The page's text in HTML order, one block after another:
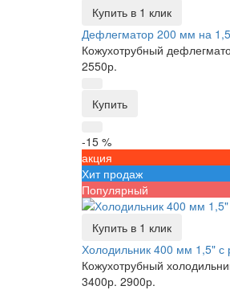
Купить в 1 клик
Дефлегматор 200 мм на
Кожухотрубный
2550р.
Купить
-15 %
акция
Хит продаж
Популярный
Купить в 1 клик
Холодильник 400 мм 1,5" с
Кожухотрубный
3400р. 2900р.